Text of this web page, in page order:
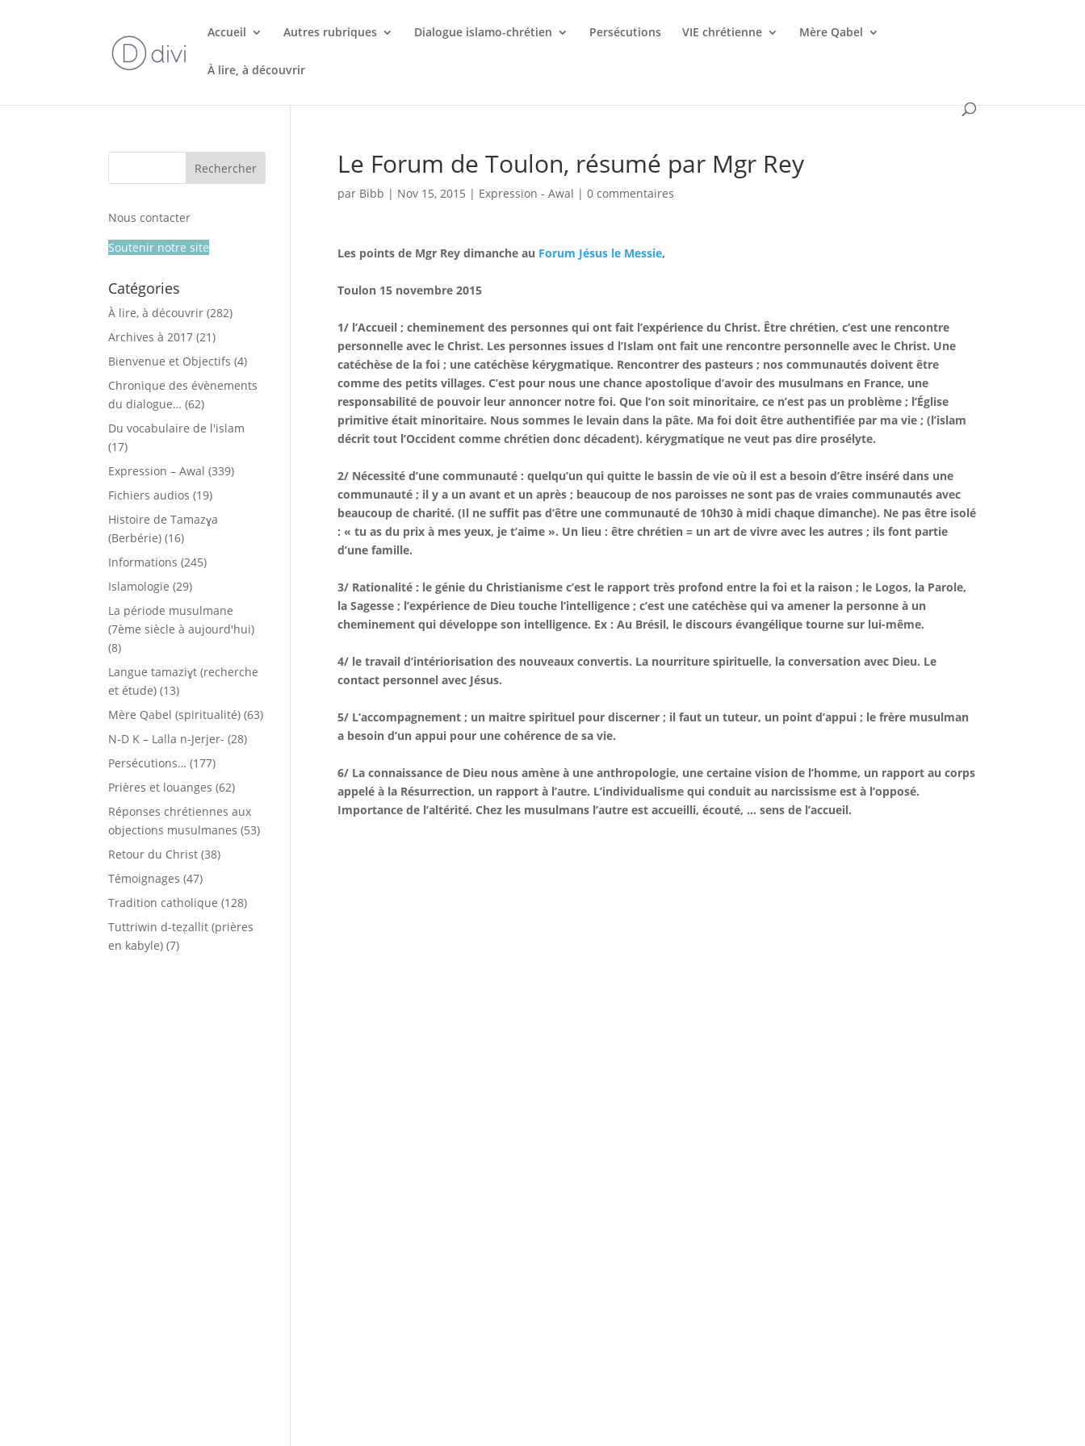
Accueil Autres rubriques Dialogue islamo-chrétien Persécutions VIE chrétienne Mère Qabel
À lire, à découvrir
Le Forum de Toulon, résumé par Mgr Rey
par Bibb | Nov 15, 2015 | Expression - Awal | 0 commentaires
Les points de Mgr Rey dimanche au Forum Jésus le Messie,
Toulon 15 novembre 2015
1/ l’Accueil ; cheminement des personnes qui ont fait l’expérience du Christ. Être chrétien, c’est une rencontre
personnelle avec le Christ. Les personnes issues d l’Islam ont fait une rencontre personnelle avec le Christ. Une
catéchèse de la foi ; une catéchèse kérygmatique. Rencontrer des pasteurs ; nos communautés doivent être
comme des petits villages. C’est pour nous une chance apostolique d’avoir des musulmans en France, une
responsabilité de pouvoir leur annoncer notre foi. Que l’on soit minoritaire, ce n’est pas un problème ; l’Église
primitive était minoritaire. Nous sommes le levain dans la pâte. Ma foi doit être authentifiée par ma vie ; (l’islam
décrit tout l’Occident comme chrétien donc décadent). kérygmatique ne veut pas dire prosélyte.
2/ Nécessité d’une communauté : quelqu’un qui quitte le bassin de vie où il est a besoin d’être inséré dans une
communauté ; il y a un avant et un après ; beaucoup de nos paroisses ne sont pas de vraies communautés avec
beaucoup de charité. (Il ne suffit pas d’être une communauté de 10h30 à midi chaque dimanche). Ne pas être isolé
: « tu as du prix à mes yeux, je t’aime ». Un lieu : être chrétien = un art de vivre avec les autres ; ils font partie
d’une famille.
3/ Rationalité : le génie du Christianisme c’est le rapport très profond entre la foi et la raison ; le Logos, la Parole,
la Sagesse ; l’expérience de Dieu touche l’intelligence ; c’est une catéchèse qui va amener la personne à un
cheminement qui développe son intelligence. Ex : Au Brésil, le discours évangélique tourne sur lui-même.
4/ le travail d’intériorisation des nouveaux convertis. La nourriture spirituelle, la conversation avec Dieu. Le
contact personnel avec Jésus.
5/ L’accompagnement ; un maitre spirituel pour discerner ; il faut un tuteur, un point d’appui ; le frère musulman
a besoin d’un appui pour une cohérence de sa vie.
6/ La connaissance de Dieu nous amène à une anthropologie, une certaine vision de l’homme, un rapport au corps
appelé à la Résurrection, un rapport à l’autre. L’individualisme qui conduit au narcissisme est à l’opposé.
Importance de l’altérité. Chez les musulmans l’autre est accueilli, écouté, … sens de l’accueil.
Nous contacter
Soutenir notre site
Catégories
À lire, à découvrir (282)
Archives à 2017 (21)
Bienvenue et Objectifs (4)
Chronique des évènements
du dialogue… (62)
Du vocabulaire de l'islam
(17)
Expression – Awal (339)
Fichiers audios (19)
Histoire de Tamazɣa
(Berbérie) (16)
Informations (245)
Islamologie (29)
La période musulmane
(7ème siècle à aujourd'hui)
(8)
Langue tamaziɣt (recherche
et étude) (13)
Mère Qabel (spiritualité) (63)
N-D K – Lalla n-Jerjer- (28)
Persécutions… (177)
Prières et louanges (62)
Réponses chrétiennes aux
objections musulmanes (53)
Retour du Christ (38)
Témoignages (47)
Tradition catholique (128)
Tuttriwin d-teẓallit (prières
en kabyle) (7)